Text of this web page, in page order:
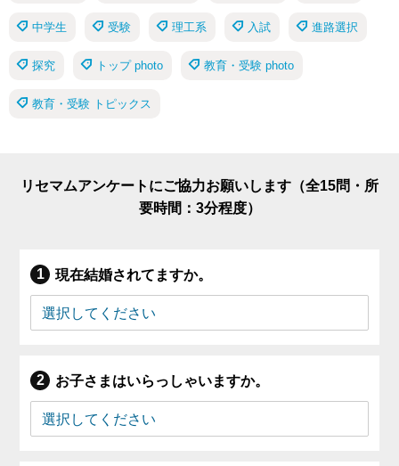
中学生 受験 理工系 入試 進路選択
探究 トップ photo 教育・受験 photo
教育・受験 トピックス
リセマムアンケートにご協力お願いします（全15問・所
要時間：3分程度）
現在結婚されてますか。
お子さまはいらっしゃいますか。